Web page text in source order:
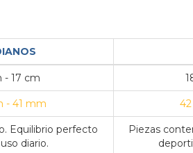
- 17 cm
- 41 mm
Equilibrio perfecto
diario.
Piezas